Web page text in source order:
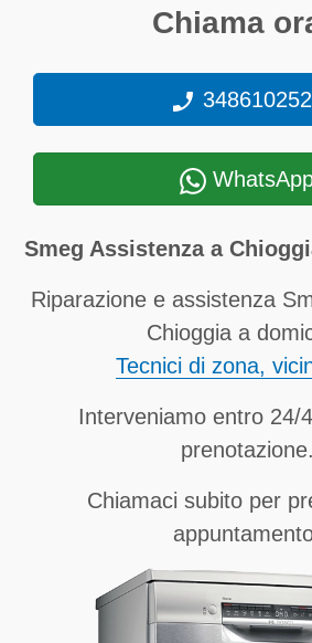
Chiama
Smeg Assistenza a
Riparazione e assistenza
Chioggia a
Tecnici di zona,
Interveniamo entro 24/
prenotazione.
Chiamaci subito per